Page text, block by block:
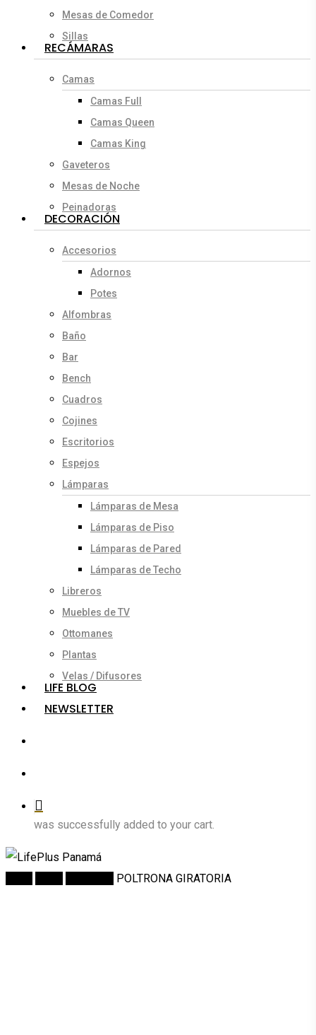
Mesas de Comedor
Sillas
RECÁMARAS
Camas
Camas Full
Camas Queen
Camas King
Gaveteros
Mesas de Noche
Peinadoras
DECORACIÓN
Accesorios
Adornos
Potes
Alfombras
Baño
Bar
Bench
Cuadros
Cojines
Escritorios
Espejos
Lámparas
Lámparas de Mesa
Lámparas de Piso
Lámparas de Pared
Lámparas de Techo
Libreros
Muebles de TV
Ottomanes
Plantas
Velas / Difusores
LIFE BLOG
NEWSLETTER
was successfully added to your cart.
POLTRONA GIRATORIA